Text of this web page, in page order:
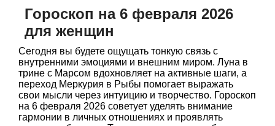
Гороскоп на 6 февраля 2026
для женщин
Сегодня вы будете ощущать тонкую связь с
внутренними эмоциями и внешним миром. Луна в
трине с Марсом вдохновляет на активные шаги, а
переход Меркурия в Рыбы помогает выражать
свои мысли через интуицию и творчество. Гороскоп
на 6 февраля 2026 советует уделять внимание
гармонии в личных отношениях и проявлять